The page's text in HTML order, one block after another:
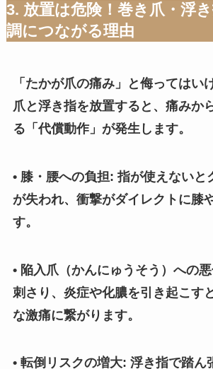
3. 放置は危険！巻き爪・浮
調につながる理由
「たかが爪の痛み」と侮ってはい
爪と浮き指を放置すると、痛みか
る「代償動作」が発生します。
• 膝・腰への負担: 指が使えないと
が失われ、衝撃がダイレクトに膝
す。
• 陥入爪（かんにゅうそう）への
刺さり、炎症や化膿を引き起こす
な激痛に繋がります。
• 転倒リスクの増大: 浮き指で踏ん